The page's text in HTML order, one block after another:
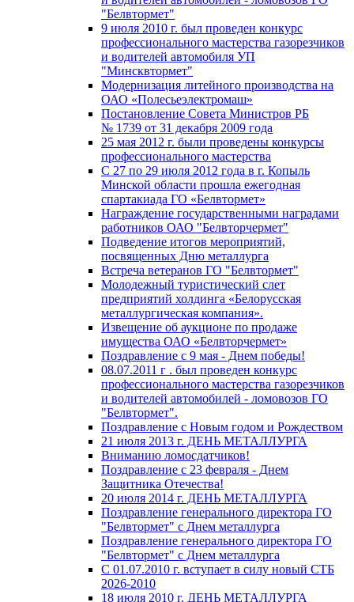
"Белвтормет"
9 июля 2010 г. был проведен конкурс
профессионального мастерства газорезчиков
и водителей автомобиля УП
"Минсквтормет"
Модернизация литейного производства на
ОАО «Полесьеэлектромаш»
Постановление Совета Министров РБ
№ 1739 от 31 декабря 2009 года
25 мая 2012 г. были проведены конкурсы
профессионального мастерства
С 27 по 29 июля 2012 года в г. Копыль
Минской области прошла ежегодная
спартакиада ГО «Белвтормет»
Награждение государственными наградами
работников ОАО "Белвторчермет"
Подведение итогов мероприятий,
посвященных Дню металлурга
Встреча ветеранов ГО "Белвтормет"
Молодежный туристический слет
предприятий холдинга «Белорусская
металлургическая компания».
Извещение об аукционе по продаже
имущества ОАО «Белвторчермет»
Поздравление с 9 мая - Днем победы!
08.07.2011 г . был проведен конкурс
профессионального мастерства газорезчиков
и водителей автомобилей - ломовозов ГО
"Белвтормет".
Поздравление с Новым годом и Рождеством
21 июля 2013 г. ДЕНЬ МЕТАЛЛУРГА
Вниманию ломосдатчиков!
Поздравление с 23 февраля - Днем
Защитника Отечества!
20 июля 2014 г. ДЕНЬ МЕТАЛЛУРГА
Поздравление генерального директора ГО
"Белвтормет" с Днем металлурга
Поздравление генерального директора ГО
"Белвтормет" с Днем металлурга
С 01.07.2010 г. вступает в силу новый СТБ
2026-2010
18 июля 2010 г. ДЕНЬ МЕТАЛЛУРГА